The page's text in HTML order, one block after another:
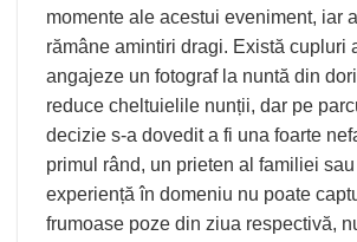
momente ale acestui eveniment, iar
rămâne amintiri dragi. Există cupluri
angajeze un fotograf la nuntă din
reduce cheltuielile nunții, dar pe
decizie s-a dovedit a fi una foarte
primul rând, un prieten al familiei
experiență în domeniu nu poate
frumoase poze din ziua respectivă,